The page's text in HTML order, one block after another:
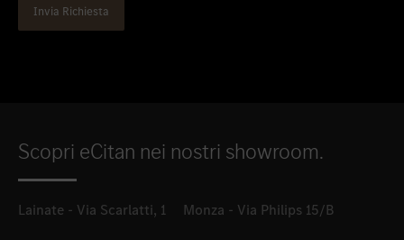
Scopri eCitan nei nostri showroom.
Lainate - Via Scarlatti, 1 Monza - Via Philips 15/B